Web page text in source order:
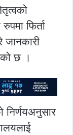
फिर्ता
जानकारी
छ ।
निर्णयअनुसार